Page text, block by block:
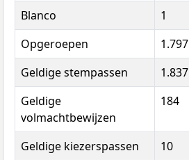
Blanco
1
Opgeroepen
1.797
Geldige stempassen
1.837
Geldige
volmachtbewijzen
184
Geldige kiezerspassen
10